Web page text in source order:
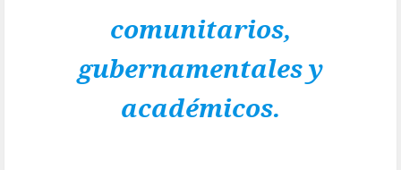
comunitarios,
gubernamentales y
académicos.